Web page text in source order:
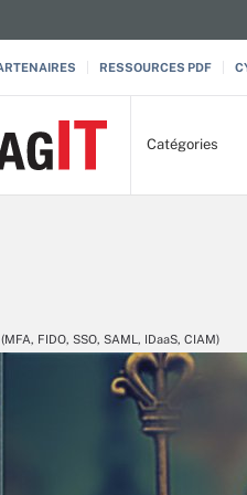
RESSOURCES PDF
Catégories
FIDO, SSO, SAML, IDaaS, CIAM)